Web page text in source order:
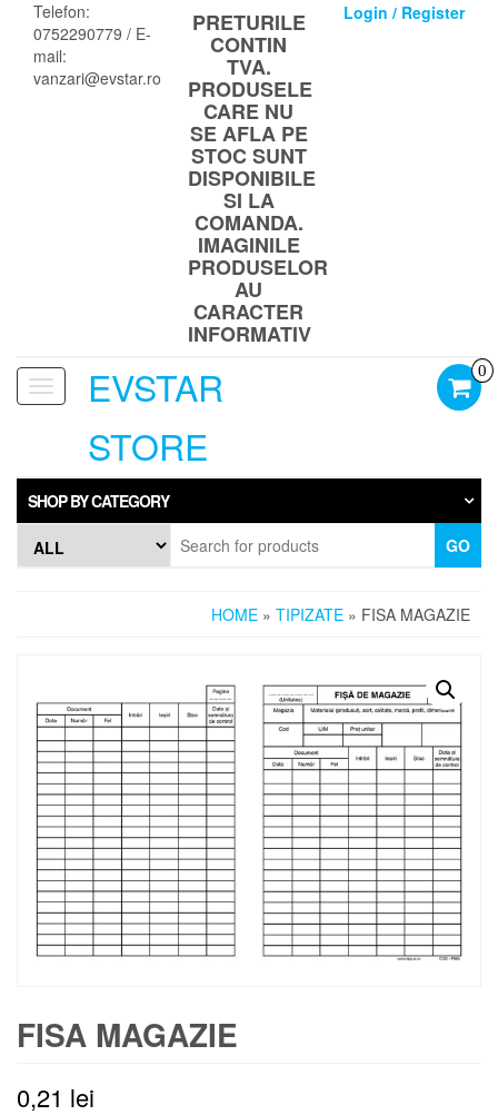
content
Telefon:
0752290779 / E-
mail:
vanzari@evstar.ro
PRETURILE
CONTIN
TVA.
PRODUSELE
CARE NU
SE AFLA PE
STOC SUNT
DISPONIBILE
SI LA
COMANDA.
IMAGINILE
PRODUSELOR
AU
CARACTER
INFORMATIV
Login / Register
Toggle
navigationEVSTAR
STORE
0
SHOP BY CATEGORY
GO
HOME » TIPIZATE » FISA MAGAZIE
FISA MAGAZIE
0,21 lei